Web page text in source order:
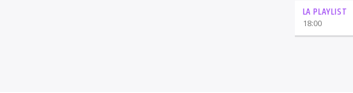
LA PLAYLIST
18:00